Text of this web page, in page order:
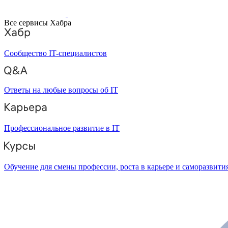
Все сервисы Хабра
Сообщество IT-специалистов
Ответы на любые вопросы об IT
Профессиональное развитие в IT
Обучение для смены профессии, роста в карьере и